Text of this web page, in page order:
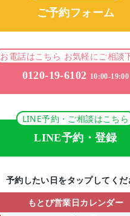
ご予約フォーム
お電話はこちら お気軽にご相談
0120-19-6102 10:00-19:00
LINE予約・ご相談はこちら
LINE予約・登録
予約したい日をタップしてくだ
もとび営業日カレンダー